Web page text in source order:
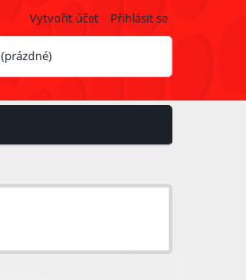
Vytvořit účet Přihlásit se
(prázdné)